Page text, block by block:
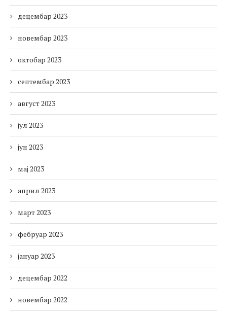
децембар 2023
новембар 2023
октобар 2023
септембар 2023
август 2023
јул 2023
јун 2023
мај 2023
април 2023
март 2023
фебруар 2023
јануар 2023
децембар 2022
новембар 2022